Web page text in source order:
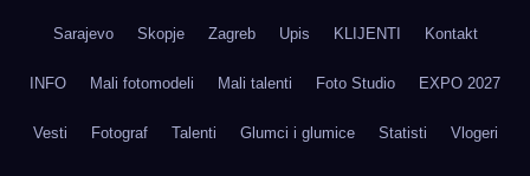
Sarajevo Skopje Zagreb Upis KLIJENTI Kontakt
INFO Mali fotomodeli Mali talenti Foto Studio EXPO 2027
Vesti Fotograf Talenti Glumci i glumice Statisti Vlogeri